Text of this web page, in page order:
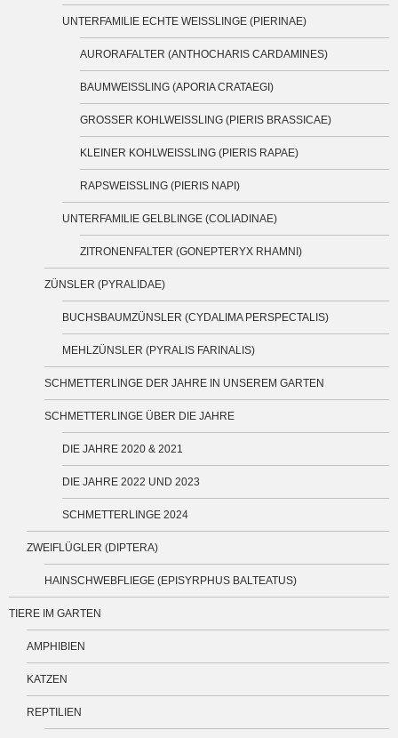
UNTERFAMILIE ECHTE WEISSLINGE (PIERINAE)
AURORAFALTER (ANTHOCHARIS CARDAMINES)
BAUMWEISSLING (APORIA CRATAEGI)
GROSSER KOHLWEISSLING (PIERIS BRASSICAE)
KLEINER KOHLWEISSLING (PIERIS RAPAE)
RAPSWEISSLING (PIERIS NAPI)
UNTERFAMILIE GELBLINGE (COLIADINAE)
ZITRONENFALTER (GONEPTERYX RHAMNI)
ZÜNSLER (PYRALIDAE)
BUCHSBAUMZÜNSLER (CYDALIMA PERSPECTALIS)
MEHLZÜNSLER (PYRALIS FARINALIS)
SCHMETTERLINGE DER JAHRE IN UNSEREM GARTEN
SCHMETTERLINGE ÜBER DIE JAHRE
DIE JAHRE 2020 & 2021
DIE JAHRE 2022 UND 2023
SCHMETTERLINGE 2024
ZWEIFLÜGLER (DIPTERA)
HAINSCHWEBFLIEGE (EPISYRPHUS BALTEATUS)
TIERE IM GARTEN
AMPHIBIEN
KATZEN
REPTILIEN